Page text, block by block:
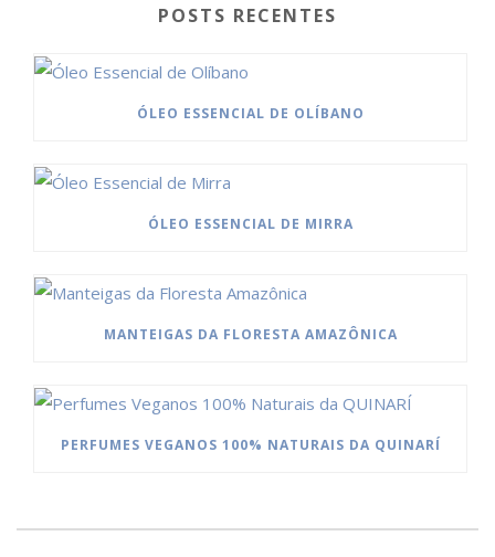
POSTS RECENTES
ÓLEO ESSENCIAL DE OLÍBANO
ÓLEO ESSENCIAL DE MIRRA
MANTEIGAS DA FLORESTA AMAZÔNICA
PERFUMES VEGANOS 100% NATURAIS DA QUINARÍ